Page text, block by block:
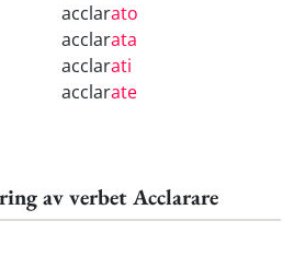
acclarato
acclarata
acclarati
acclarate
av verbet Acclarare